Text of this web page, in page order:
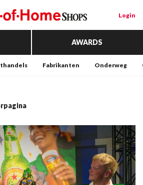
Login
AWARDS
Fabrikanten Onderweg